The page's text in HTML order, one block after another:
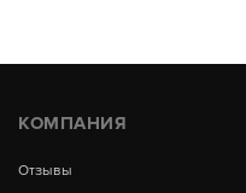
КОМПАНИЯ
Отзывы